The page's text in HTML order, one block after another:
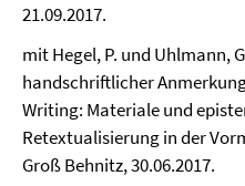
21.09.2017.
mit Hegel, P. und Uhlmann,
handschriftlicher
Writing: Materiale und
Retextualisierung in der
Groß Behnitz, 30.06.2017.